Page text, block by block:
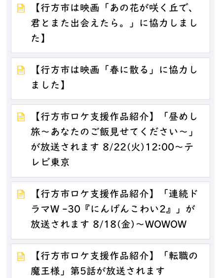
【行方市は映画「あの花が咲く丘で、
君とまた出会えたら。」に協力しまし
た】
【行方市は映画「春に散る」に協力し
ました】
【行方市ロケ支援作品紹介】「昼めし
旅～あなたのご飯見せてください～」
が放送されます 8/22(火)12:00～テ
レビ東京
【行方市ロケ支援作品紹介】「連続ド
ラマW -30『にんげんこわい2』」が
放送されます 8/18(金)～WOWOW
【行方市ロケ支援作品紹介】「転職の
魔王様」第5話が放送されます